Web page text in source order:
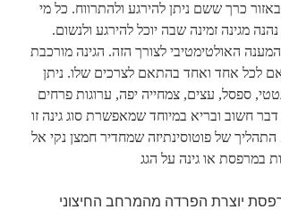
כרך ששם ניתן להירגע ולהתרווח. כל מי
מגינה זמינה שבה יוכל להירגע ולנשום.
האולטימטיבי לצורך הזה. הגינה מורכבת
לכל אחד ואחד בהתאם לצרכים שלו. ניתן
ספסל, עצים, צמחייה יפה, ערוגות פרחים
חשוב ובריא במיוחד שמאפשרת סוג גינה זו
של פוטוסינתיזה שמחדיר חמצן נקי אל
במרפסת או גינה על הגג
יוצרת הפרדה מהמרחב החיצוני